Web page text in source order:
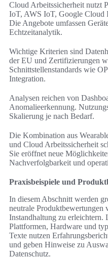
Cloud Arbeitssicherheit nutzt
IoT, AWS IoT, Google Cloud
Die Angebote umfassen
Echtzeitanalytik.
Wichtige Kriterien sind
der EU und Zertifizierungen
Schnittstellenstandards wie
Integration.
Analysen reichen von
Anomalieerkennung.
Skalierung je nach Bedarf.
Die Kombination aus
und Cloud Arbeitssicherheit
Sie eröffnet neue
Nachverfolgbarkeit und
Praxisbeispiele und
In diesem Abschnitt werden
neutrale
Instandhaltung zu erleichtern.
Plattformen, Hardware und
Texte nutzen
und geben Hinweise zu
Datenschutz.